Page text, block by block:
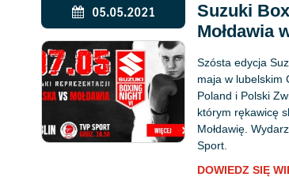
05.05.2021
Suzuki
Mołdawia
Szósta edycja
maja w lubelskim
Poland i Polski
którym rękawicę
Mołdawię.
Sport.
DOWIEDZ SIĘ